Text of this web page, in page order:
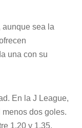
sea la
una con su
En la J League,
dos goles.
1.20 y 1.35,